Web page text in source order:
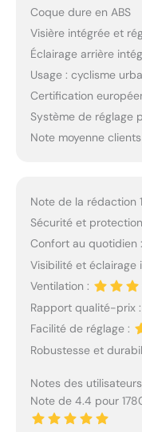
Coque dure en ABS
Visière intégrée et
Éclairage arrière
Usage : cyclisme
Certification
Système de réglage
Note moyenne
Note de la rédaction
Sécurité et
Confort au quotidien :
Visibilité et éclairage
Ventilation :
Rapport qualité-prix :
Facilité de réglage :
Robustesse et
Notes des
Note de 4.4 pour